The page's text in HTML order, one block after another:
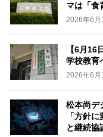
マは「食
2026年6月
【6月16
学校教育
2026年6月
松本尚デ
「方針
と継続協